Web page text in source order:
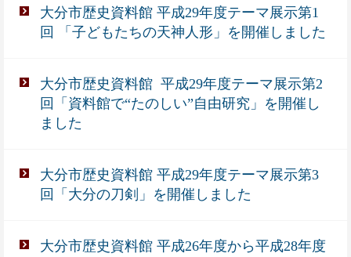
大分市歴史資料館 平成29年度テーマ展示第1
回 「子どもたちの天神人形」を開催しました
大分市歴史資料館 平成29年度テーマ展示第2
回「資料館で“たのしい”自由研究」を開催し
ました
大分市歴史資料館 平成29年度テーマ展示第3
回「大分の刀剣」を開催しました
大分市歴史資料館 平成26年度から平成28年度